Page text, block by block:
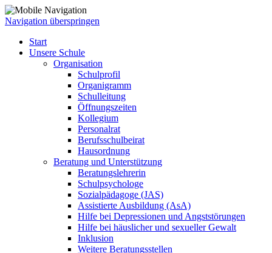
Navigation überspringen
Start
Unsere Schule
Organisation
Schulprofil
Organigramm
Schulleitung
Öffnungszeiten
Kollegium
Personalrat
Berufsschulbeirat
Hausordnung
Beratung und Unterstützung
Beratungslehrerin
Schulpsychologe
Sozialpädagoge (JAS)
Assistierte Ausbildung (AsA)
Hilfe bei Depressionen und Angststörungen
Hilfe bei häuslicher und sexueller Gewalt
Inklusion
Weitere Beratungsstellen